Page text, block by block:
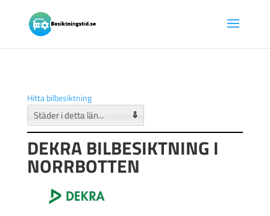
Hitta bilbesiktning
⇩
DEKRA BILBESIKTNING I
NORRBOTTEN